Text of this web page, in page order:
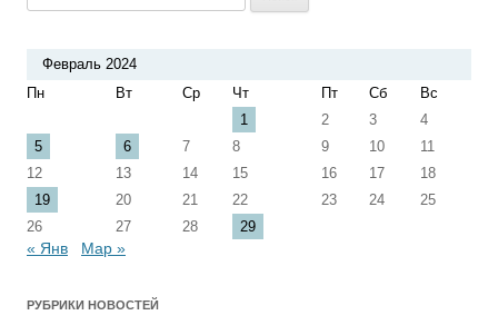
Февраль 2024
Пн
Вт Ср Чт Пт Сб
Вс
1
2 3
4
5
6 7 8 9 10
11
12
13 14 15 16 17
18
19
20 21 22 23 24
25
26
27 28 29
« Янв Мар »
РУБРИКИ НОВОСТЕЙ